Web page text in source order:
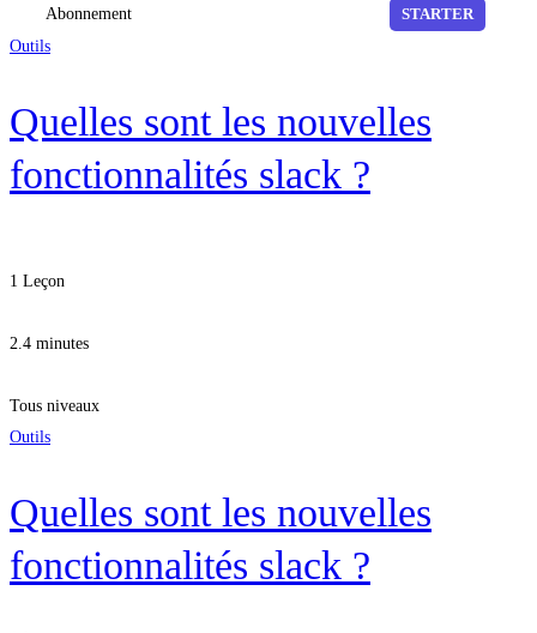
Abonnement
STARTER
Outils
Quelles sont les nouvelles
fonctionnalités slack ?
1 Leçon
2.4 minutes
Tous niveaux
Outils
Quelles sont les nouvelles
fonctionnalités slack ?